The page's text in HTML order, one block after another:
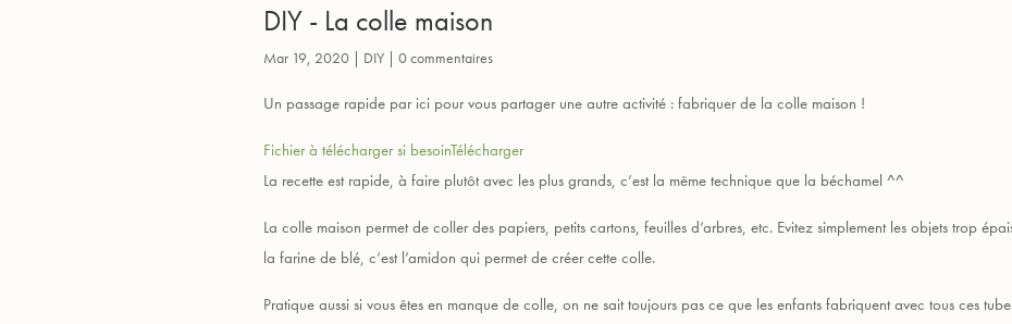
DIY - La colle maison
Mar 19, 2020| DIY| 0 commentaires
Un passage rapide par ici pour vous partager une autre activité : fabriquer de la colle maison !
Fichier à télécharger si besoinTélécharger
La recette est rapide, à faire plutôt avec les plus grands, c’est la même technique que la béchamel ^^
La colle maison permet de coller des papiers, petits cartons, feuilles d’arbres, etc. Evitez simplement les objets trop
la farine de blé, c’est l’amidon qui permet de créer cette colle.
Pratique aussi si vous êtes en manque de colle, on ne sait toujours pas ce que les enfants fabriquent avec tous ces